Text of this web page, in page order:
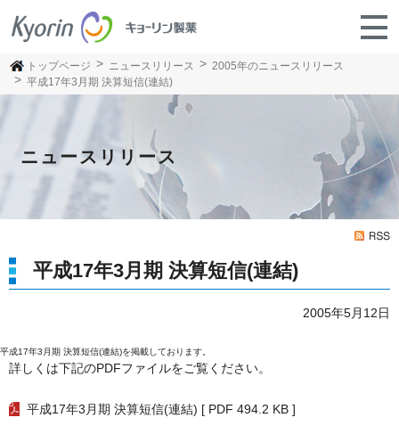
トップページ ニュースリリース
2005年のニュースリリース
平成17年3月期 決算短信(連結)
ニュースリリース
平成17年3月期 決算短信(連結)
2005年5月12日
平成17年3月期 決算短信(連結)を掲載しております。
詳しくは下記のPDFファイルをご覧ください。
平成17年3月期 決算短信(連結) [ PDF 494.2 KB ]